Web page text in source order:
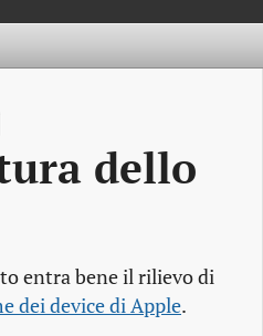
dello
entra bene il rilievo di
dei device di Apple.